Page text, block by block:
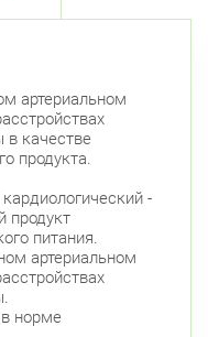
Круглосуточно
5) 8:00-22:00
Улица Дыбенко
артериальном
в качестве
продукта.
-
продукт
питания.
артериальном
норме